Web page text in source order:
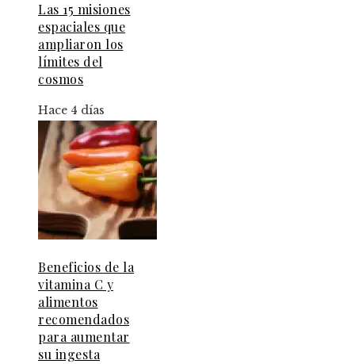
Las 15 misiones
espaciales que
ampliaron los
límites del
cosmos
Hace 4 días
Beneficios de la
vitamina C y
alimentos
recomendados
para aumentar
su ingesta